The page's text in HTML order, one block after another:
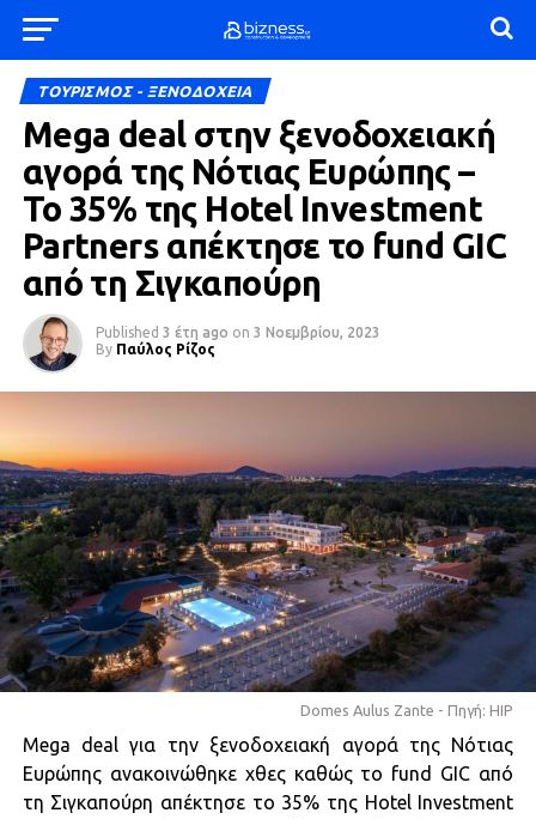
ΤΟΥΡΙΣΜΟΣ - ΞΕΝΟΔΟΧΕΙΑ
Mega deal στην ξενοδοχειακή
αγορά της Νότιας Ευρώπης –
To 35% της Hotel Investment
Partners απέκτησε το fund GIC
από τη Σιγκαπούρη
Published 3 έτη ago on 3 Νοεμβρίου, 2023
By Παύλος Ρίζος
Domes Aulus Zante - Πηγή: HIP
Mega deal για την ξενοδοχειακή αγορά της Νότιας
Ευρώπης ανακοινώθηκε χθες καθώς το fund GIC από
τη Σιγκαπούρη απέκτησε τo 35% της Hotel Investment